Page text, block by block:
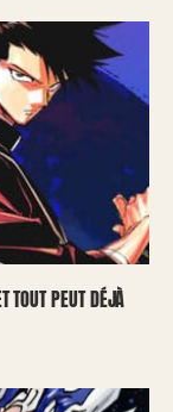
TOUT PEUT DÉJÀ